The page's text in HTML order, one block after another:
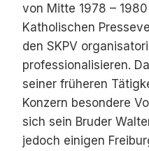
von Mitte 1978 –
Katholischen
den SKPV
professionalisieren.
seiner früheren
Konzern besondere
sich sein Bruder
jedoch einigen